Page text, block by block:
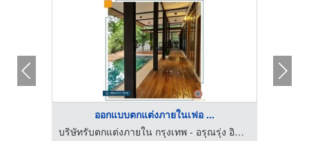
ออกแบบตกแต่งภายในเฟอ ...
บริษัทรับตกแต่งภายใน กรุงเทพ - อรุณรุ่ง อินทีเรีย